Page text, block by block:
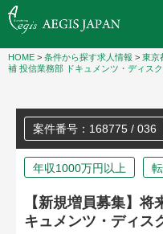
HOME > 条件から探す求人情報 > 東京
補 投信業務部 ドキュメンツ・ディス
案件番号：168775 / 036
年収1000万円以上
【新規増員募集】
キュメンツ・ディス